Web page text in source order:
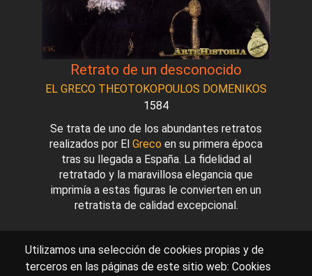
Retrato de un desconocido
EL GRECO THEOTOKOPOULOS DOMENIKOS
1584
Se trata de uno de los abundantes retratos
realizados por El Greco en su primera época
tras su llegada a España. La fidelidad al
retratado y la maravillosa elegancia que
imprimía a estas figuras le convierten en un
retratista de calidad excepcional.
Utilizamos una selección de cookies propias y de
terceros en las páginas de este sitio web: Cookies